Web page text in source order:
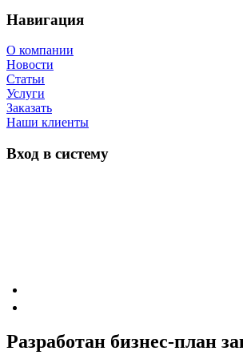
Навигация
О компании
Новости
Статьи
Услуги
Заказать
Наши клиенты
Вход в систему
Разработан бизнес-план